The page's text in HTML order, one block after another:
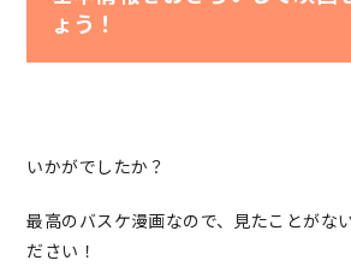
ょう！
いかがでしたか？
最高のバスケ漫画なので、見たことがな
ださい！